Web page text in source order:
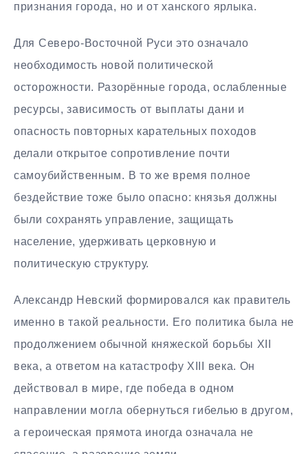
признания города, но и от ханского ярлыка.
Для Северо-Восточной Руси это означало
необходимость новой политической
осторожности. Разорённые города, ослабленные
ресурсы, зависимость от выплаты дани и
опасность повторных карательных походов
делали открытое сопротивление почти
самоубийственным. В то же время полное
бездействие тоже было опасно: князья должны
были сохранять управление, защищать
население, удерживать церковную и
политическую структуру.
Александр Невский формировался как правитель
именно в такой реальности. Его политика была не
продолжением обычной княжеской борьбы XII
века, а ответом на катастрофу XIII века. Он
действовал в мире, где победа в одном
направлении могла обернуться гибелью в другом,
а героическая прямота иногда означала не